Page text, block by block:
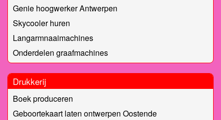
Genie hoogwerker Antwerpen
Skycooler huren
Langarmnaaimachines
Onderdelen graafmachines
Drukkerij
Boek produceren
Geboortekaart laten ontwerpen Oostende